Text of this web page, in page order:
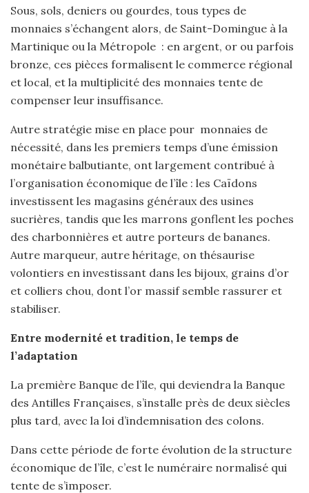
Sous, sols, deniers ou gourdes, tous types de
monnaies s’échangent alors, de Saint-Domingue à la
Martinique ou la Métropole : en argent, or ou parfois
bronze, ces pièces formalisent le commerce régional
et local, et la multiplicité des monnaies tente de
compenser leur insuffisance.
Autre stratégie mise en place pour monnaies de
nécessité, dans les premiers temps d’une émission
monétaire balbutiante, ont largement contribué à
l’organisation économique de l’île : les Caïdons
investissent les magasins généraux des usines
sucrières, tandis que les marrons gonflent les poches
des charbonnières et autre porteurs de bananes.
Autre marqueur, autre héritage, on thésaurise
volontiers en investissant dans les bijoux, grains d’or
et colliers chou, dont l’or massif semble rassurer et
stabiliser.
Entre modernité et tradition, le temps de
l’adaptation
La première Banque de l’île, qui deviendra la Banque
des Antilles Françaises, s’installe près de deux siècles
plus tard, avec la loi d’indemnisation des colons.
Dans cette période de forte évolution de la structure
économique de l’île, c’est le numéraire normalisé qui
tente de s’imposer.